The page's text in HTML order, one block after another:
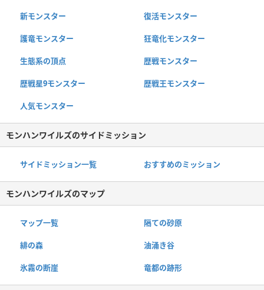
新モンスター 復活モンスター
護竜モンスター 狂竜化モンスター
生態系の頂点 歴戦モンスター
歴戦星9モンスター 歴戦王モンスター
人気モンスター
モンハンワイルズのサイドミッション
サイドミッション一覧 おすすめのミッション
モンハンワイルズのマップ
マップ一覧 隔ての砂原
緋の森 油涌き谷
氷霧の断崖 竜都の跡形